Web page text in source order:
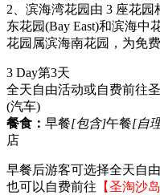
2、滨海湾花园由 3 座花园
东花园(Bay East)和滨海中
花园属滨海南花园，为免费
3 Day第3天
全天自由活动或自费前往
(汽车)
餐食： 早餐[包含]午餐[自
店
早餐后游客可选择全天自由
也可以自费前往 【圣淘沙岛